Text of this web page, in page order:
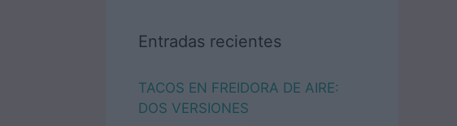
Entradas recientes
TACOS EN FREIDORA DE AIRE:
DOS VERSIONES